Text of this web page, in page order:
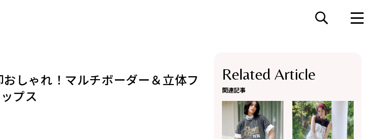
しゃれ！マルチボーダー＆立体フ
プス
Related Article
関連記事